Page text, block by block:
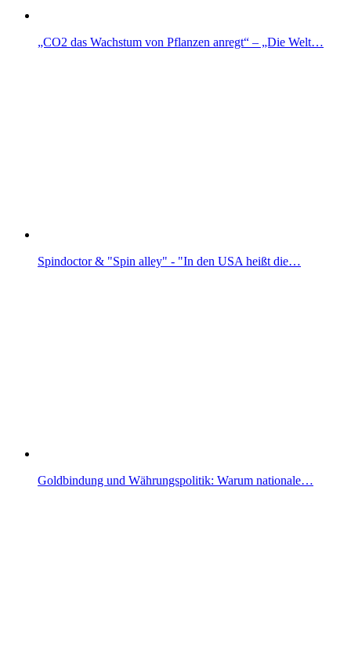
„CO2 das Wachstum von Pflanzen anregt“ – „Die Welt…
Spindoctor & "Spin alley" - "In den USA heißt die…
Goldbindung und Währungspolitik: Warum nationale…